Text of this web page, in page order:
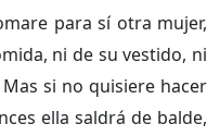
para sí otra mujer,
ni de su vestido, ni
Mas si no quisiere hacer
ella saldrá de balde,